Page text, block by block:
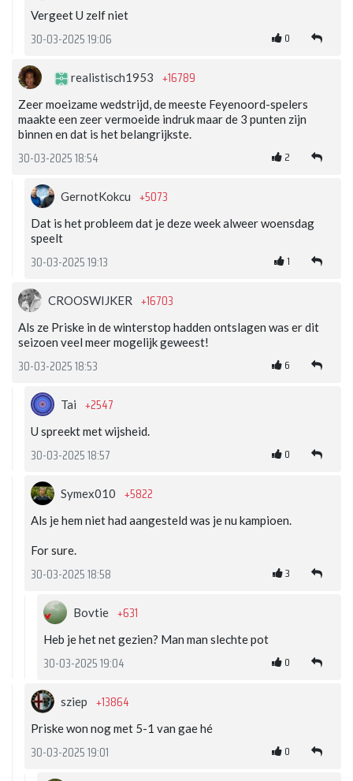
Vergeet U zelf niet
30-03-2025 19:06 0
realistisch1953 +16789
Zeer moeizame wedstrijd, de meeste Feyenoord-spelers
maakte een zeer vermoeide indruk maar de 3 punten zijn
binnen en dat is het belangrijkste.
30-03-2025 18:54 2
GernotKokcu +5073
Dat is het probleem dat je deze week alweer woensdag
speelt
30-03-2025 19:13 1
CROOSWIJKER +16703
Als ze Priske in de winterstop hadden ontslagen was er dit
seizoen veel meer mogelijk geweest!
30-03-2025 18:53 6
Tai +2547
U spreekt met wijsheid.
30-03-2025 18:57 0
Symex010 +5822
Als je hem niet had aangesteld was je nu kampioen.
For sure.
30-03-2025 18:58 3
Bovtie +631
Heb je het net gezien? Man man slechte pot
30-03-2025 19:04 0
sziep +13864
Priske won nog met 5-1 van gae hé
30-03-2025 19:01 0